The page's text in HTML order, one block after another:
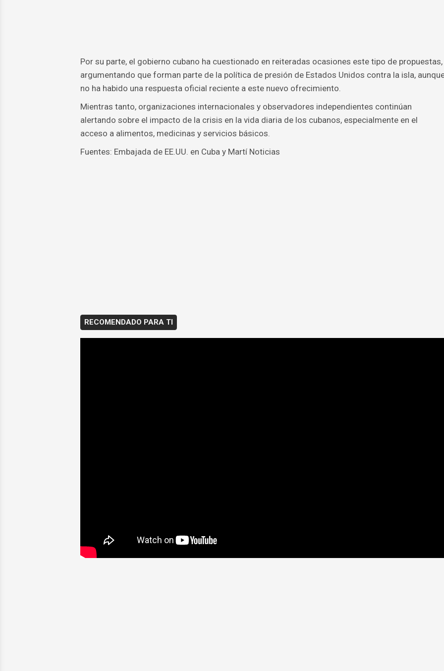
Por su parte, el gobierno cubano ha cuestionado en reiteradas ocasiones este tipo de propuestas,
argumentando que forman parte de la política de presión de Estados Unidos contra la isla,
no ha habido una respuesta oficial reciente a este nuevo ofrecimiento.
Mientras tanto, organizaciones internacionales y observadores independientes continúan
alertando sobre el impacto de la crisis en la vida diaria de los cubanos, especialmente en el
acceso a alimentos, medicinas y servicios básicos.
Fuentes: Embajada de EE.UU. en Cuba y Martí Noticias
RECOMENDADO PARA TI